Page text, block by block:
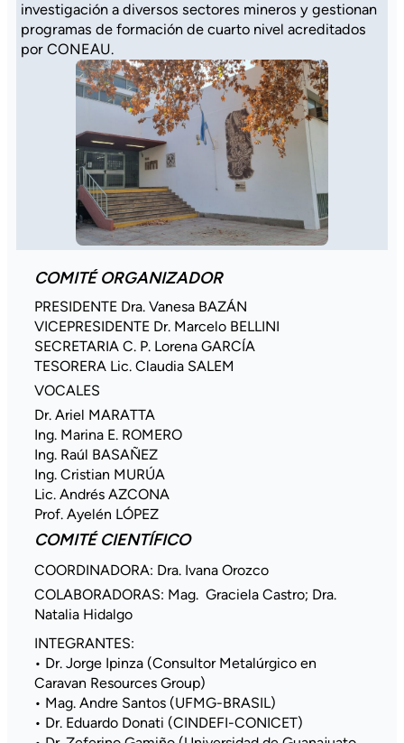
investigación a diversos sectores mineros y gestionan
programas de formación de cuarto nivel acreditados
por CONEAU.
COMITÉ ORGANIZADOR
PRESIDENTE Dra. Vanesa BAZÁN
VICEPRESIDENTE Dr. Marcelo BELLINI
SECRETARIA C. P. Lorena GARCÍA
TESORERA Lic. Claudia SALEM
VOCALES
Dr. Ariel MARATTA
Ing. Marina E. ROMERO
Ing. Raúl BASAÑEZ
Ing. Cristian MURÚA
Lic. Andrés AZCONA
Prof. Ayelén LÓPEZ
COMITÉ CIENTÍFICO
COORDINADORA: Dra. Ivana Orozco
COLABORADORAS: Mag. Graciela Castro; Dra.
Natalia Hidalgo
INTEGRANTES:
• Dr. Jorge Ipinza (Consultor Metalúrgico en
Caravan Resources Group)
• Mag. Andre Santos (UFMG-BRASIL)
• Dr. Eduardo Donati (CINDEFI-CONICET)